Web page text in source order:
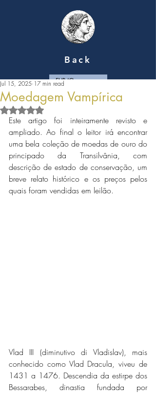
Back
EUR (€)
Moedagem Vampírica
Jul 15, 2025 17 min read
Rated NaN out of 5 stars.
Este artigo foi inteiramente revisto e
ampliado. Ao final o leitor irá encontrar
uma bela coleção de moedas de ouro do
principado da Transilvânia, com
descrição de estado de conservação, um
breve relato histórico e os preços pelos
quais foram vendidas em leilão.
Vlad III (diminutivo di Vladislav), mais
conhecido como Vlad Dracula, viveu de
1431 a 1476. Descendia da estirpe dos
Bessarabes, dinastia fundada por